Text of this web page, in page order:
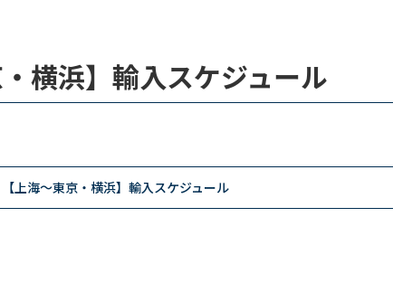
横浜】輸入スケジュール
上海～東京・横浜】輸入スケジュール